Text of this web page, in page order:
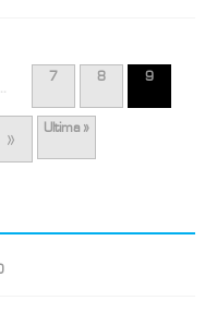
7 8 9
» Ultima »